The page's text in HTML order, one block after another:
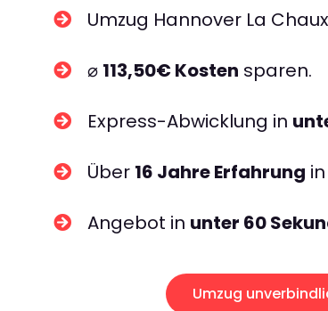
Umzug Hannover La
⌀ 113,50€ Kosten sparen.
Express-Abwicklung in
Über 16 Jahre Erfahrung
Angebot in unter 60
Umzug